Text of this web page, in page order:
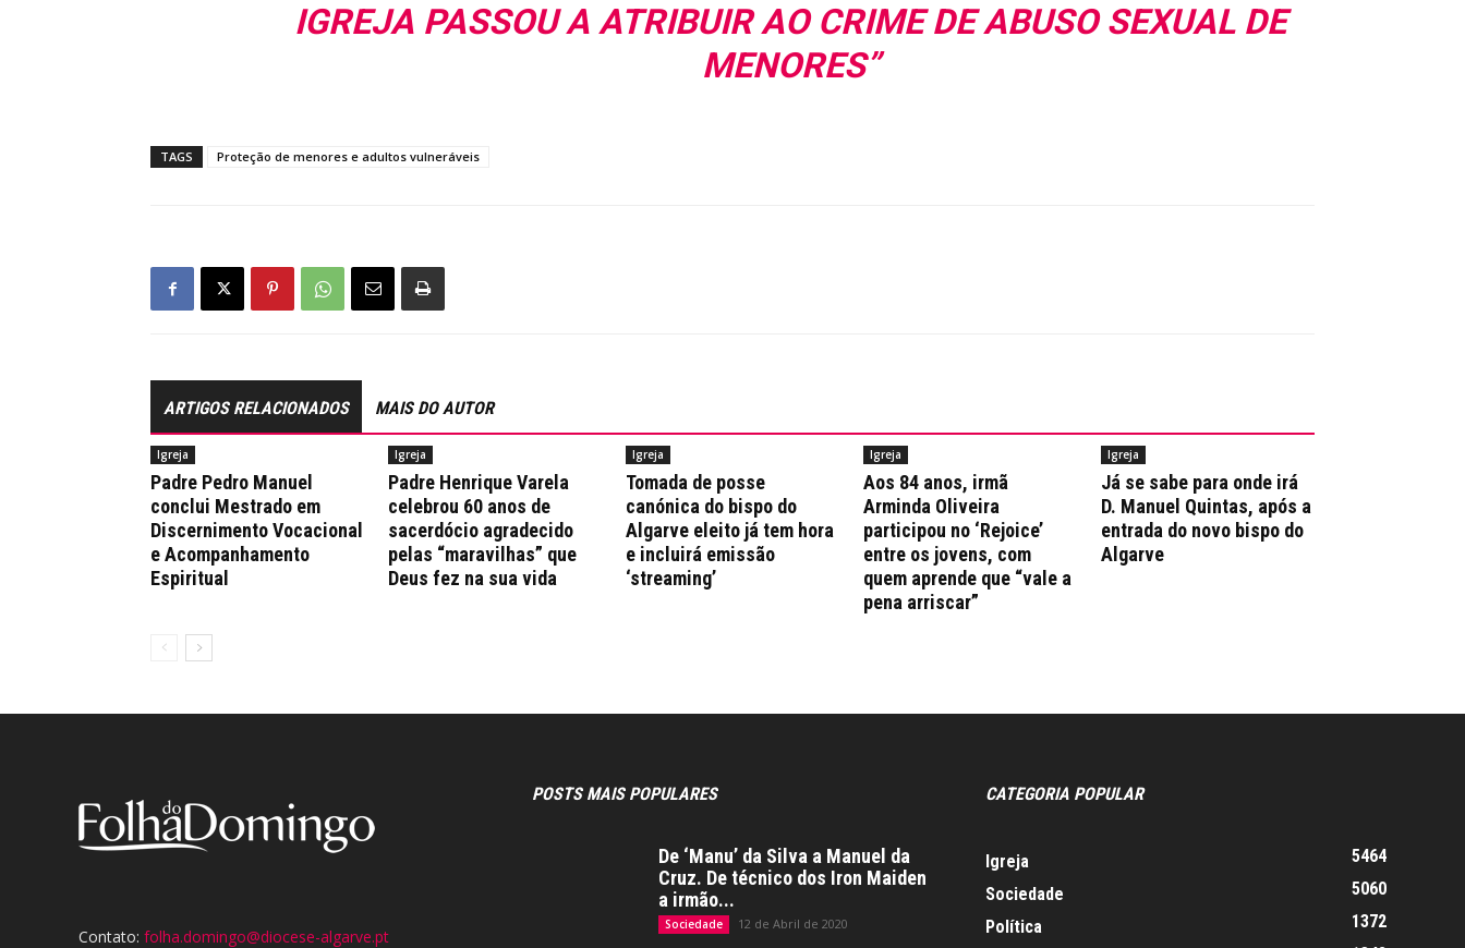
IGREJA PASSOU A ATRIBUIR AO CRIME DE ABUSO SEXUAL DE
MENORES”
TAGS Proteção de menores e adultos vulneráveis
ARTIGOS RELACIONADOS MAIS DO AUTOR
Igreja
Padre Pedro Manuel
conclui Mestrado em
Discernimento Vocacional
e Acompanhamento
Espiritual
Igreja
Padre Henrique Varela
celebrou 60 anos de
sacerdócio agradecido
pelas “maravilhas” que
Deus fez na sua vida
Igreja
Tomada de posse
canónica do bispo do
Algarve eleito já tem hora
e incluirá emissão
‘streaming’
Igreja
Aos 84 anos, irmã
Arminda Oliveira
participou no ‘Rejoice’
entre os jovens, com
quem aprende que “vale a
pena arriscar”
Igreja
Já se sabe para onde irá
D. Manuel Quintas, após a
entrada do novo bispo do
Algarve
Contato: folha.domingo@diocese-algarve.pt
POSTS MAIS POPULARES
De ‘Manu’ da Silva a Manuel da
Cruz. De técnico dos Iron Maiden
a irmão...
Sociedade 12 de Abril de 2020
CATEGORIA POPULAR
Igreja
5464
Sociedade
5060
Política
1372